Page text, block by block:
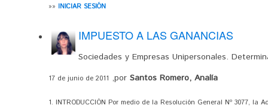
»» INICIAR SESIÓN
IMPUESTO A LAS GANANCIAS
Sociedades y Empresas Unipersonales.
17 de junio de 2011 ,por Santos Romero, Analía
1. INTRODUCCIÓN Por medio de la Resolución General Nº 3077,